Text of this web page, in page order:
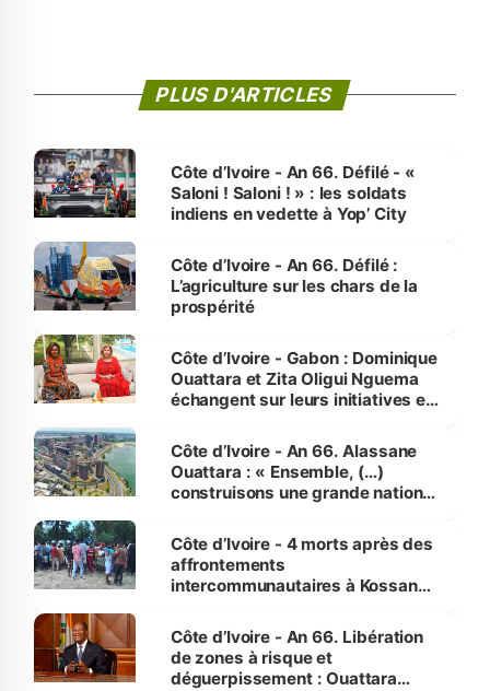
PLUS D'ARTICLES
Côte d’Ivoire - An 66. Défilé - «
Saloni ! Saloni ! » : les soldats
indiens en vedette à Yop’ City
Côte d’Ivoire - An 66. Défilé :
L’agriculture sur les chars de la
prospérité
Côte d’Ivoire - Gabon : Dominique
Ouattara et Zita Oligui Nguema
échangent sur leurs initiatives en
enfants
Côte d’Ivoire - An 66. Alassane
Ouattara : « Ensemble, (…)
construisons une grande nation
générations futures »
Côte d’Ivoire - 4 morts après des
affrontements
intercommunautaires à Kossandji
milieu des sinistrés
Côte d’Ivoire - An 66. Libération
de zones à risque et
déguerpissement : Ouattara